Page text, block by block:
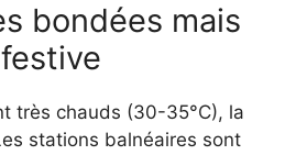
bondées mais
très chauds (30-35°C), la
stations balnéaires sont